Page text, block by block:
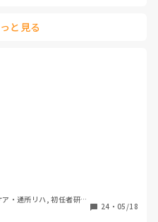
と見る
。
3000円で
・通所リハ, 初任者研
24 ・ 05/18